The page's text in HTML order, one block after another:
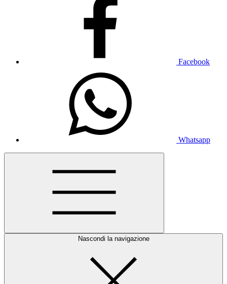
Facebook
Whatsapp
Nascondi la navigazione